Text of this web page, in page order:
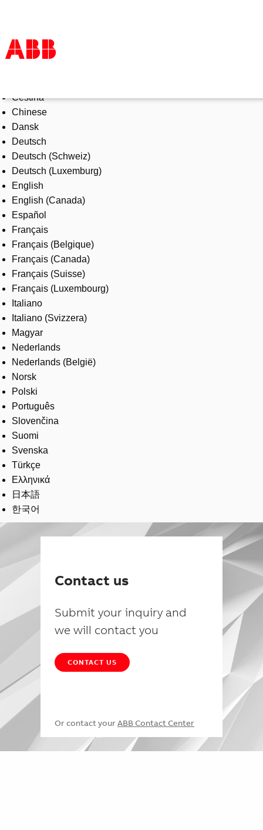
Products & Solutions
Industries
Services
About us
Where to buy
Contact us
Careers
Čeština
Chinese
Dansk
Deutsch
Deutsch (Schweiz)
Deutsch (Luxemburg)
English
English (Canada)
Español
Français
Français (Belgique)
Français (Canada)
Français (Suisse)
Français (Luxembourg)
Italiano
Italiano (Svizzera)
Magyar
Nederlands
Nederlands (België)
Norsk
Polski
Português
Slovenčina
Suomi
Svenska
Türkçe
Ελληνικά
日本語
한국어
Contact us
Submit your inquiry and
we will contact you
CONTACT US
Or contact your ABB Contact Center